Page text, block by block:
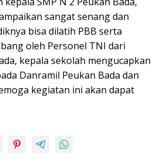
sangat senang dan
bisa dilatih PBB serta
oleh Personel TNI dari
kepala sekolah mengucapkan
Danramil Peukan Bada dan
kegiatan ini akan dapat